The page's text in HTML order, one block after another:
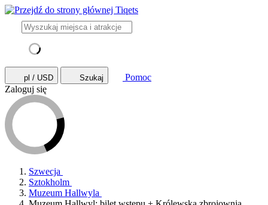
pl / USD Szukaj
Pomoc
Zaloguj się
Szwecja
Sztokholm
Muzeum Hallwyla